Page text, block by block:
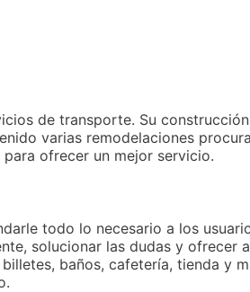
de transporte. Su
varias remodelaciones
ofrecer un mejor servicio.
todo lo necesario a los
solucionar las dudas y ofrecer
baños, cafetería, tienda y